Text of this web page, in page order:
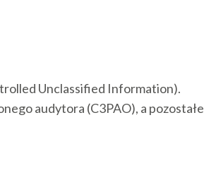
Unclassified Information).
audytora (C3PAO), a pozostałe